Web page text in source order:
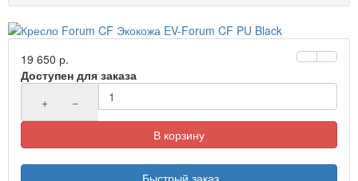
19 650 р.
Доступен для заказа
+
−
В корзину